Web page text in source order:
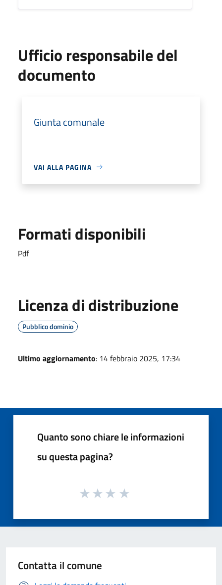
Ufficio responsabile del
documento
Giunta comunale
VAI ALLA PAGINA
Formati disponibili
Pdf
Licenza di distribuzione
Pubblico dominio
Ultimo aggiornamento: 14 febbraio 2025, 17:34
Quanto sono chiare le informazioni
su questa pagina?
Contatta il comune